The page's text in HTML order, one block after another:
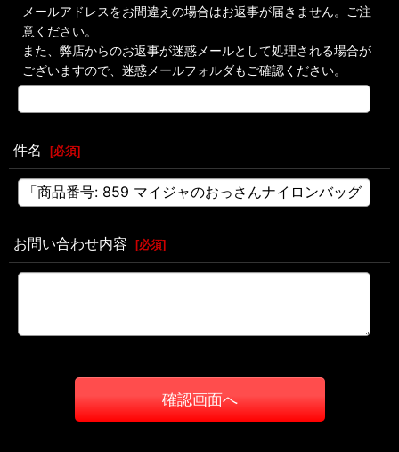
メールアドレスをお間違えの場合はお返事が届きません。ご注
意ください。
また、弊店からのお返事が迷惑メールとして処理される場合が
ございますので、迷惑メールフォルダもご確認ください。
件名 [必須]
お問い合わせ内容 [必須]
確認画面へ